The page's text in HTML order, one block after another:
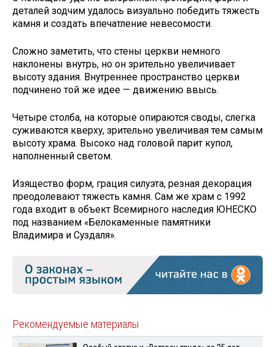
деталей зодчим удалось визуально победить тяжесть
камня и создать впечатление невесомости.
Сложно заметить, что стены церкви немного
наклонены внутрь, но он зрительно увеличивает
высоту здания. Внутреннее пространство церкви
подчинено той же идее — движению ввысь.
Четыре столба, на которые опираются своды, слегка
суживаются кверху, зрительно увеличивая тем самым
высоту храма. Высоко над головой парит купол,
наполненный светом.
Изящество форм, грация силуэта, резная декорация
преодолевают тяжесть камня. Сам же храм с 1992
года входит в объект Всемирного наследия ЮНЕСКО
под названием «Белокаменные памятники
Владимира и Суздаля».
Рекомендуемые материалы